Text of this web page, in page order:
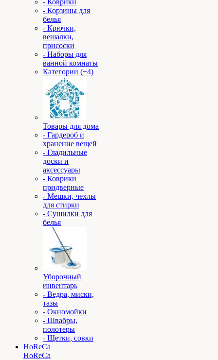
- Коврики
- Корзины для
белья
- Крючки,
вешалки,
присоски
- Наборы для
ванной комнаты
Категории (+4)
Товары для дома
- Гардероб и
хранение вещей
- Гладильные
доски и
аксессуары
- Коврики
придверные
- Мешки, чехлы
для стирки
- Сушилки для
белья
Уборочный
инвентарь
- Ведра, миски,
тазы
- Окномойки
- Швабры,
полотеры
- Щетки, совки
HoReCa
HoReCa